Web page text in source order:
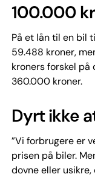
100.000
På et lån til en bil
59.488 kroner,
kroners forskel
360.000 kroner.
Dyrt ikke
”Vi forbrugere er
prisen på biler.
dovne eller